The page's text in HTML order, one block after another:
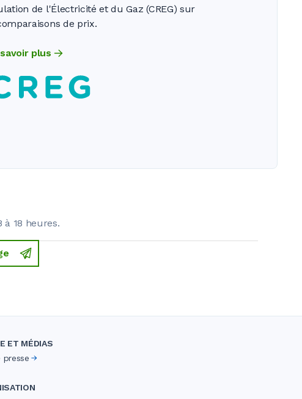
de l'Électricité et du Gaz (CREG) sur
de prix.
plus
18 heures.
ET MÉDIAS
presse